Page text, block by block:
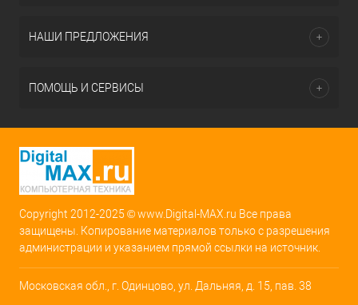
НАШИ ПРЕДЛОЖЕНИЯ
ПОМОЩЬ И СЕРВИСЫ
Copyright 2012-2025 © www.Digital-MAX.ru Все права
защищены. Копирование материалов только с разрешения
администрации и указанием прямой ссылки на источник.
Московская обл., г. Одинцово, ул. Дальняя, д. 15, пав. 38